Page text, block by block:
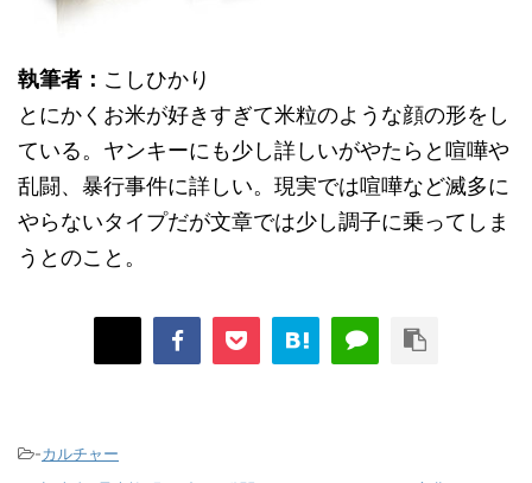
執筆者： こしひかり
とにかくお米が好きすぎて米粒のような顔の形をし
ている。ヤンキーにも少し詳しいがやたらと喧嘩や
乱闘、暴行事件に詳しい。現実では喧嘩など滅多に
やらないタイプだが文章では少し調子に乗ってしま
うとのこと。
-カルチャー